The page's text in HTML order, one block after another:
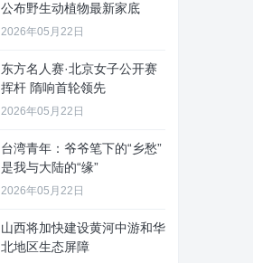
公布野生动植物最新家底
2026年05月22日
东方名人赛·北京女子公开赛
挥杆 隋响首轮领先
2026年05月22日
台湾青年：爷爷笔下的“乡愁”
是我与大陆的“缘”
2026年05月22日
山西将加快建设黄河中游和华
北地区生态屏障